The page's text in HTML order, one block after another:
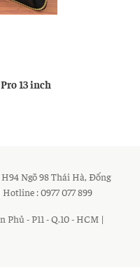
13 inch
H94 Ngõ 98 Thái Hà, Đống
: 0977 077 899
Phủ - P11 - Q.10 - HCM |